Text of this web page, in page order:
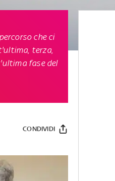
che ci
terza,
fase del
CONDIVIDI